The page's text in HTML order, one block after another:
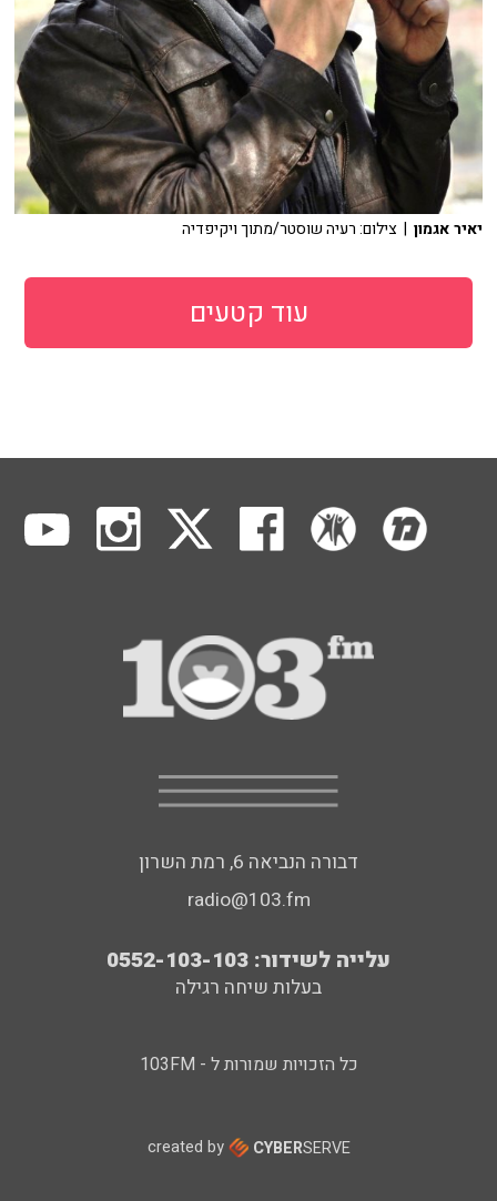
יאיר אגמון | צילום: רעיה שוסטר/מתוך ויקיפדיה
עוד קטעים
דבורה הנביאה 6, רמת השרון
radio@103.fm
עלייה לשידור: 0552-103-103
בעלות שיחה רגילה
כל הזכויות שמורות ל - 103FM
created by CYBERSERVE